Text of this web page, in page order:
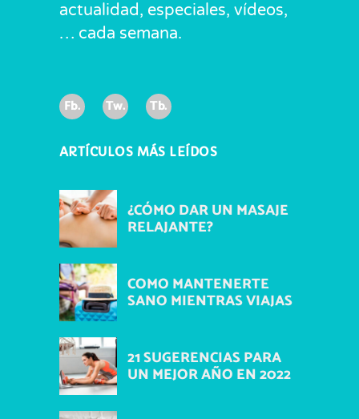
actualidad, especiales, vídeos,
… cada semana.
Fb. Tw. Tb.
ARTÍCULOS MÁS LEÍDOS
¿CÓMO DAR UN MASAJE
RELAJANTE?
COMO MANTENERTE
SANO MIENTRAS VIAJAS
21 SUGERENCIAS PARA
UN MEJOR AÑO EN 2022